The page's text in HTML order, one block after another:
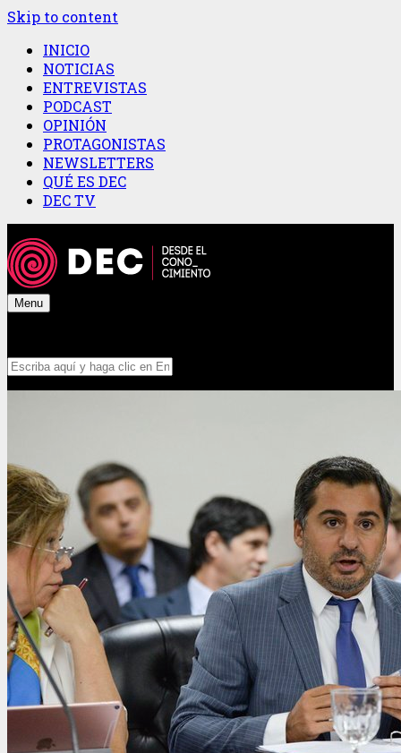
Skip to content
INICIO
NOTICIAS
ENTREVISTAS
PODCAST
OPINIÓN
PROTAGONISTAS
NEWSLETTERS
QUÉ ES DEC
DEC TV
Menu